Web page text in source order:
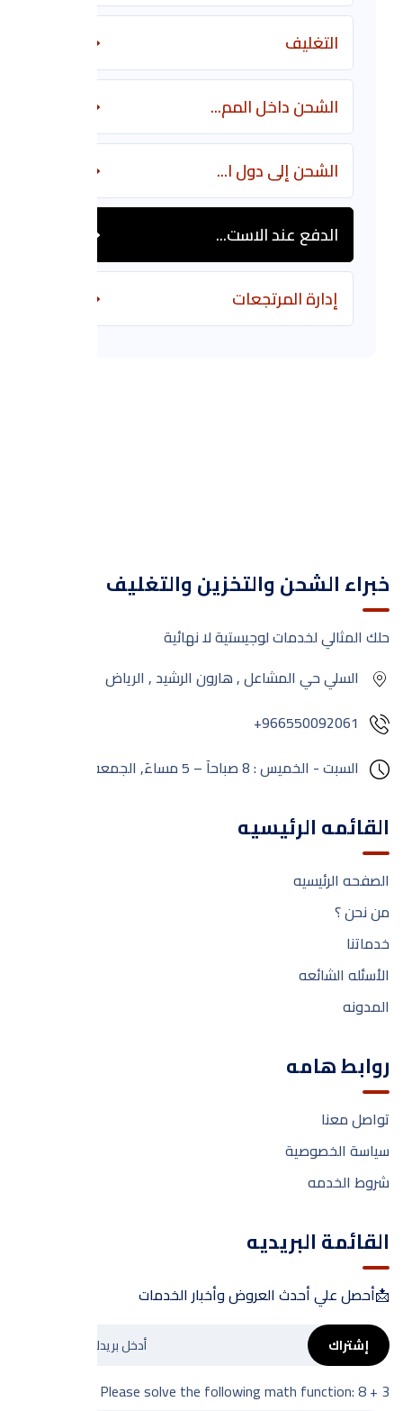
التغليف
الشحن داخل المم...
الشحن إلى دول ا...
الدفع عند الاست...
إدارة المرتجعات
خبراء الشحن والتخزين والتغليف
حلك المثالي لخدمات لوجيستية لا نهائية
السلي حي المشاعل , هارون الرشيد , الرياض
+966550092061
السبت - الخميس : 8 صباحآ – 5 مساءَ,
الجمعة:
القائمه الرئيسيه
الصفحه الرئيسيه
من نحن ؟
خدماتنا
الأسئله الشائعه
المدونه
روابط هامه
تواصل معنا
سياسة الخصوصية
شروط الخدمه
القائمة البريديه
📩أحصل علي أحدث العروض وأخبار الخدمات
Please solve the following math function: 8 + 3 = ?
إشتراك